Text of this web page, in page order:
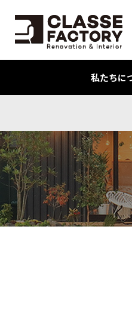
私たちに